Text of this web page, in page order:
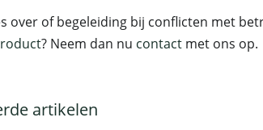
over of begeleiding bij conflicten met
? Neem dan nu contact met ons op.
artikelen